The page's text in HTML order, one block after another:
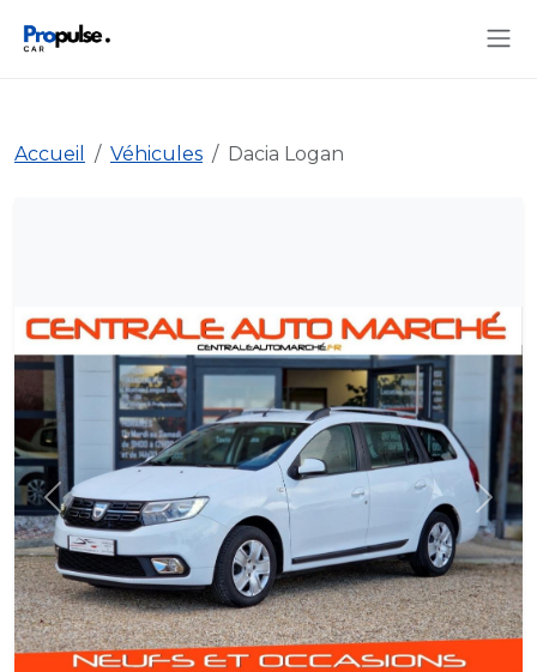
Accueil Véhicules Dacia Logan
Précédent